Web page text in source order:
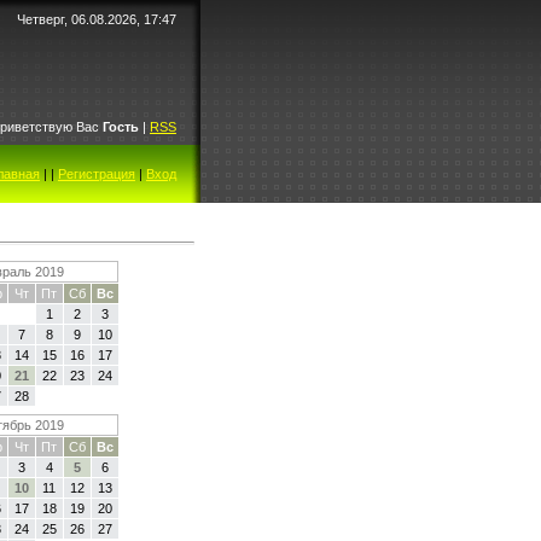
Четверг, 06.08.2026, 17:47
Вас Гость | RSS
||Регистрация|Вход
2019
Чт Пт Сб
Вс
1
2
3
7
8 9
10
14 15 16
17
21 22 23
24
28
2019
Чт Пт Сб
Вс
3
4 5
6
10
11 12
13
17 18 19
20
24 25 26 27